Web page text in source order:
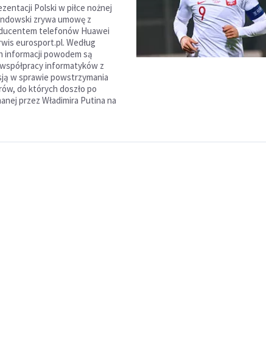
Polski w piłce nożnej
zrywa umowę z
telefonów Huawei
eurosport.pl. Według
informacji powodem są
informatyków z
w sprawie powstrzymania
do których doszło po
przez Władimira Putina na